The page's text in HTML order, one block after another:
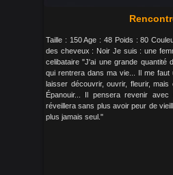
Taille : 150 Age : 48 Poids : 80
des cheveux : Noir Je suis : une
celibataire "J'ai une grande quantité
qui rentrera dans ma vie... Il me
laisser découvrir, ouvrir, fleurir, mais
Épanouir... Il pensera revenir
réveillera sans plus avoir peur de
plus jamais seul."